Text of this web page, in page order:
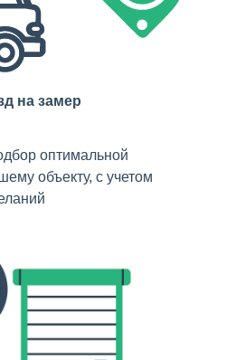
на замер
оптимальной
объекту, с учетом